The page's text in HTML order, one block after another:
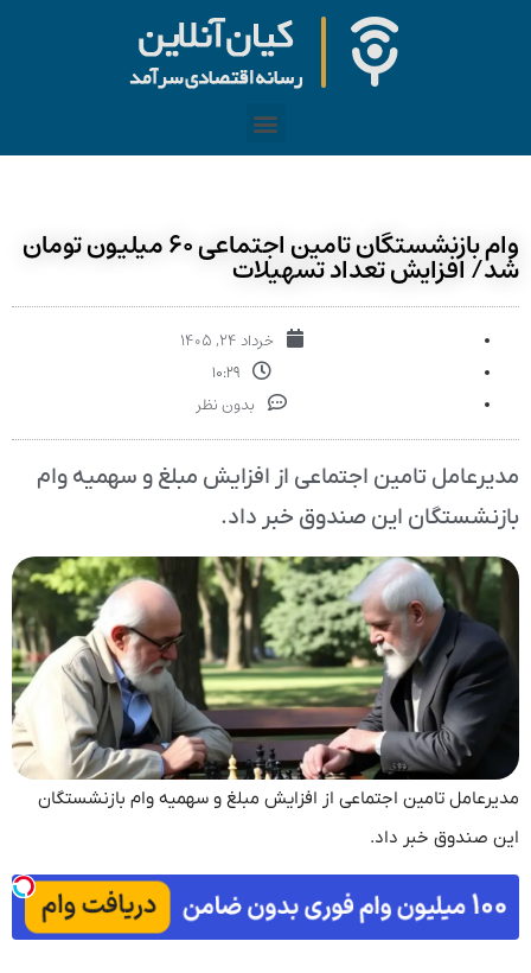
وام بازنشستگان تامین اجتماعی ۶۰ میلیون تومان
شد/ افزایش تعداد تسهیلات
خرداد ۲۴, ۱۴۰۵
۱۰:۲۹
بدون نظر
مدیرعامل تامین اجتماعی از افزایش مبلغ و سهمیه وام
بازنشستگان این صندوق خبر داد.
مدیرعامل تامین اجتماعی از افزایش مبلغ و سهمیه وام بازنشستگان
این صندوق خبر داد.